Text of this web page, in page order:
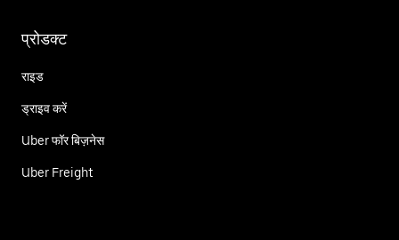
प्रोडक्ट
राइड
ड्राइव करें
Uber फॉर बिज़नेस
Uber Freight